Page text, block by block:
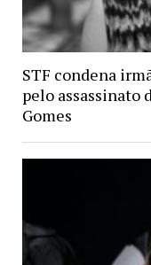
STF condena
pelo assassinato
Gomes